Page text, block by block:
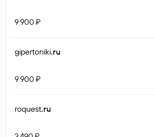
9 900 ₽
gipertoniki.ru
9 900 ₽
roquest.ru